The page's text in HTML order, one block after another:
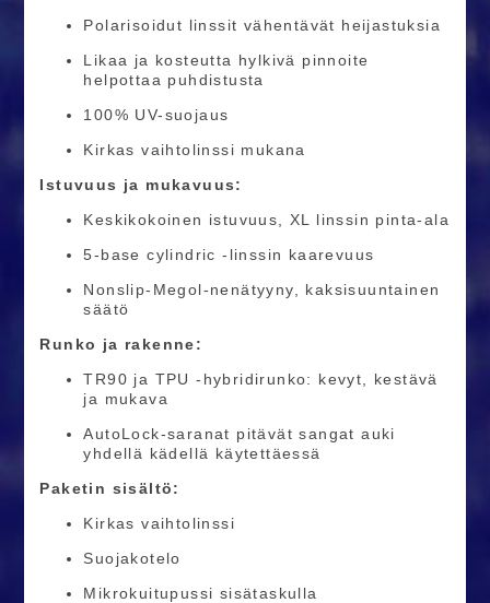
Polarisoidut linssit vähentävät heijastuksia
Likaa ja kosteutta hylkivä pinnoite
helpottaa puhdistusta
100% UV-suojaus
Kirkas vaihtolinssi mukana
Istuvuus ja mukavuus:
Keskikokoinen istuvuus, XL linssin pinta-ala
5-base cylindric -linssin kaarevuus
Nonslip-Megol-nenätyyny, kaksisuuntainen
säätö
Runko ja rakenne:
TR90 ja TPU -hybridirunko: kevyt, kestävä
ja mukava
AutoLock-saranat pitävät sangat auki
yhdellä kädellä käytettäessä
Paketin sisältö:
Kirkas vaihtolinssi
Suojakotelo
Mikrokuitupussi sisätaskulla